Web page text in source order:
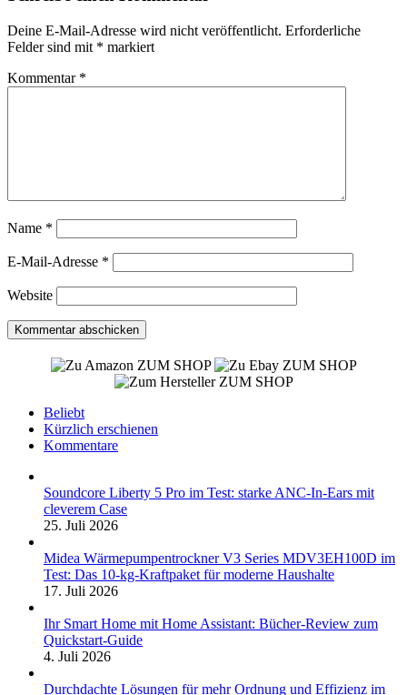
Deine E-Mail-Adresse wird nicht veröffentlicht. Erforderliche
Felder sind mit * markiert
Kommentar *
Name *
E-Mail-Adresse *
Website
ZUM SHOP
ZUM SHOP
ZUM SHOP
Beliebt
Kürzlich erschienen
Kommentare
Soundcore Liberty 5 Pro im Test: starke ANC-In-Ears mit
cleverem Case
25. Juli 2026
Midea Wärmepumpentrockner V3 Series MDV3EH100D im
Test: Das 10-kg-Kraftpaket für moderne Haushalte
17. Juli 2026
Ihr Smart Home mit Home Assistant: Bücher-Review zum
Quickstart-Guide
4. Juli 2026
Durchdachte Lösungen für mehr Ordnung und Effizienz im